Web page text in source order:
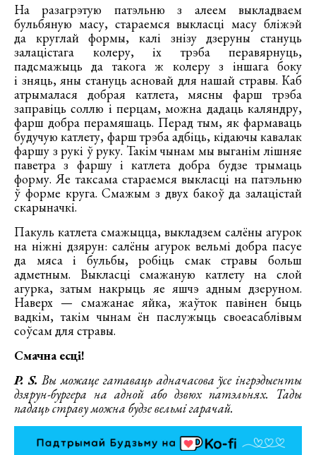
На разагрэтую патэльню з алеем выкладваем
бульбяную масу, стараемся выкласці масу бліжэй
да круглай формы, калі знізу дзеруны стануць
залацістага колеру, іх трэба перавярнуць,
падсмажыць да такога ж колеру з іншага боку
і зняць, яны стануць асновай для нашай стравы. Каб
атрымалася добрая катлета, мясны фарш трэба
заправіць соллю і перцам, можна дадаць каляндру,
фарш добра перамяшаць. Перад тым, як фармаваць
будучую катлету, фарш трэба адбіць, кідаючы кавалак
фаршу з рукі ў руку. Такім чынам мы выганім лішняе
паветра з фаршу і катлета добра будзе трымаць
форму. Яе таксама стараемся выкласці на патэльню
ў форме круга. Смажым з двух бакоў да залацістай
скарыначкі.
Пакуль катлета смажыцца, выкладзем салёны агурок
на ніжні дзярун: салёны агурок вельмі добра пасуе
да мяса і бульбы, робіць смак стравы больш
адметным. Выкласці смажаную катлету на слой
агурка, затым накрыць яе яшчэ адным дзеруном.
Наверх — смажанае яйка, жаўток павінен быць
вадкім, такім чынам ён паслужыць своеасаблівым
соўсам для стравы.
Смачна есці!
P. S.Вы можаце гатаваць адначасова ўсе інгрэдыенты
дзярун-бургера на адной або дзвюх патэльнях. Тады
падаць страву можна будзе вельмі гарачай.